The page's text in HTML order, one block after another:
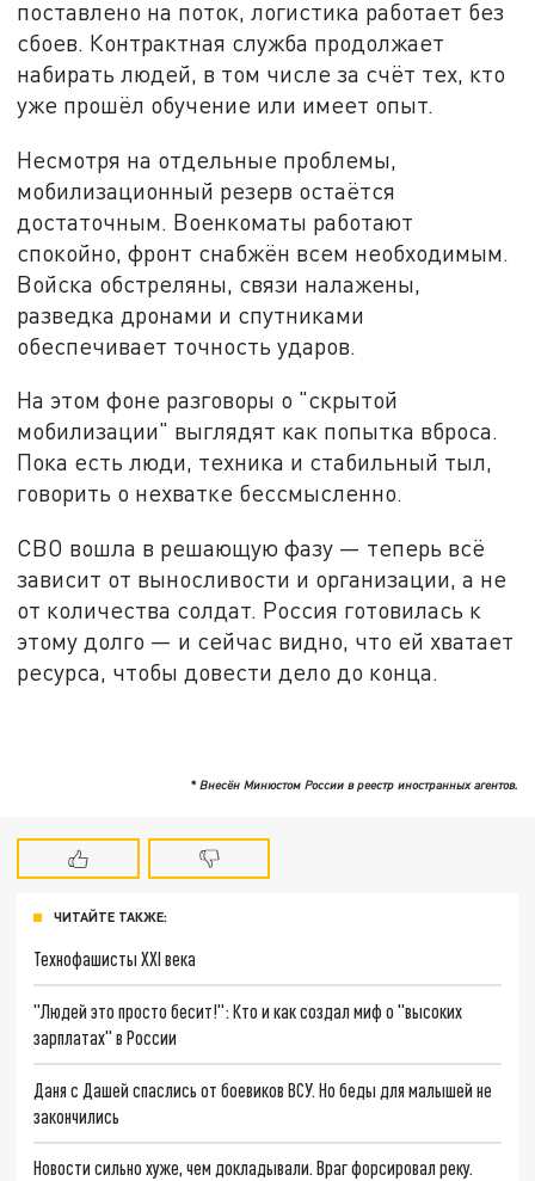
поставлено на поток, логистика работает без
сбоев. Контрактная служба продолжает
набирать людей, в том числе за счёт тех, кто
уже прошёл обучение или имеет опыт.
Несмотря на отдельные проблемы,
мобилизационный резерв остаётся
достаточным. Военкоматы работают
спокойно, фронт снабжён всем необходимым.
Войска обстреляны, связи налажены,
разведка дронами и спутниками
обеспечивает точность ударов.
На этом фоне разговоры о "скрытой
мобилизации" выглядят как попытка вброса.
Пока есть люди, техника и стабильный тыл,
говорить о нехватке бессмысленно.
СВО вошла в решающую фазу — теперь всё
зависит от выносливости и организации, а не
от количества солдат. Россия готовилась к
этому долго — и сейчас видно, что ей хватает
ресурса, чтобы довести дело до конца.
* Внесён Минюстом России в реестр иностранных агентов.
ЧИТАЙТЕ ТАКЖЕ:
Технофашисты XXI века
"Людей это просто бесит!": Кто и как создал миф о "высоких
зарплатах" в России
Даня с Дашей спаслись от боевиков ВСУ. Но беды для малышей не
закончились
Новости сильно хуже, чем докладывали. Враг форсировал реку.